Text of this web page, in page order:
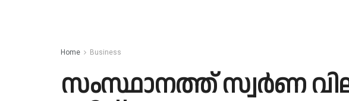
Home Business
സംസ്ഥാനത്ത് സ്വർണ